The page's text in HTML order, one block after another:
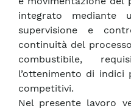
integrato mediante
supervisione e
continuità del
combustibile,
l’ottenimento di indici
competitivi.
Nel presente lavoro